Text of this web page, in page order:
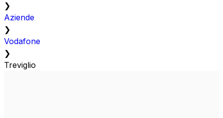
❯
Aziende
❯
Vodafone
❯
Treviglio